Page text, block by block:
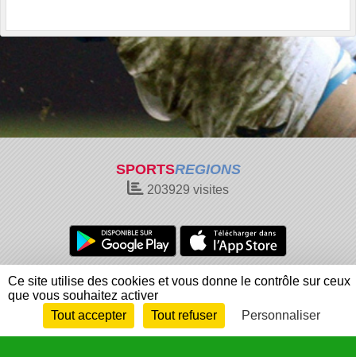
SPORTSREGIONS
203929 visites
Charte cookies
Gestion des cookies
Informations légales
Signaler un contenu inapproprié
Envie de participer ?
Connexion
Ce site utilise des cookies et vous donne le contrôle sur ceux
que vous souhaitez activer
Tout accepter
Tout refuser Personnaliser